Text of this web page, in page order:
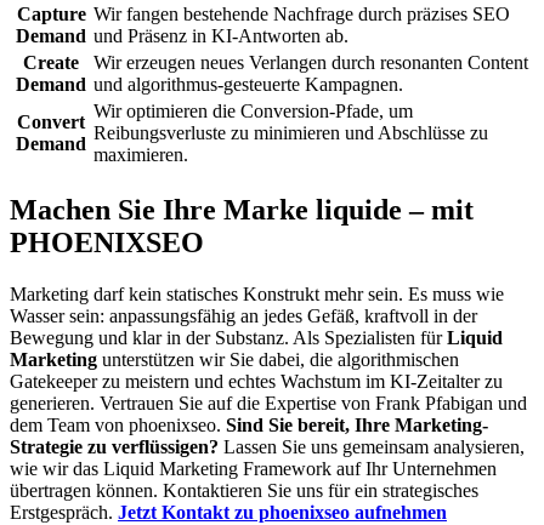
Capture
Demand
Wir fangen bestehende Nachfrage durch präzises SEO
und Präsenz in KI-Antworten ab.
Create
Demand
Wir erzeugen neues Verlangen durch resonanten Content
und algorithmus-gesteuerte Kampagnen.
Convert
Demand
Wir optimieren die Conversion-Pfade, um
Reibungsverluste zu minimieren und Abschlüsse zu
maximieren.
Machen Sie Ihre Marke liquide – mit
PHOENIXSEO
Marketing darf kein statisches Konstrukt mehr sein. Es muss wie
Wasser sein: anpassungsfähig an jedes Gefäß, kraftvoll in der
Bewegung und klar in der Substanz. Als Spezialisten fürLiquid
Marketing unterstützen wir Sie dabei, die algorithmischen
Gatekeeper zu meistern und echtes Wachstum im KI-Zeitalter zu
generieren. Vertrauen Sie auf die Expertise von Frank Pfabigan und
dem Team von phoenixseo. Sind Sie bereit, Ihre Marketing-
Strategie zu verflüssigen? Lassen Sie uns gemeinsam analysieren,
wie wir das Liquid Marketing Framework auf Ihr Unternehmen
übertragen können. Kontaktieren Sie uns für ein strategisches
Erstgespräch. Jetzt Kontakt zu phoenixseo aufnehmen